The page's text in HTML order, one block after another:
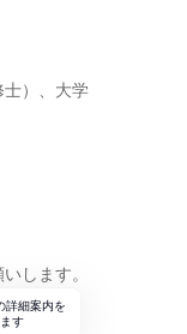
士）、大学
します。
詳細案内を
す